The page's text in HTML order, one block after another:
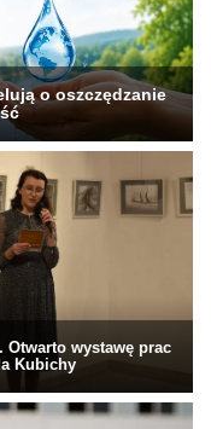
o oszczędzanie
Otwarto wystawę prac
Kubichy